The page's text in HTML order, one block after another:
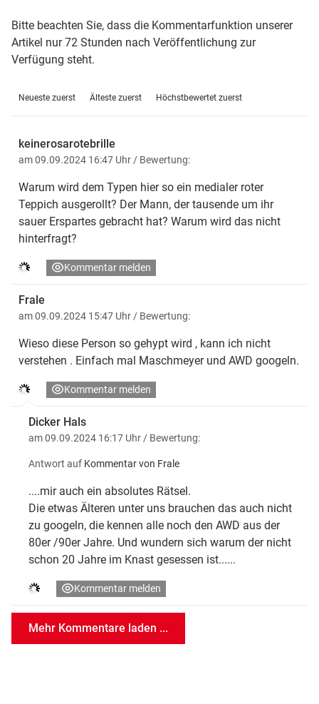
Bitte beachten Sie, dass die Kommentarfunktion unserer
Artikel nur 72 Stunden nach Veröffentlichung zur
Verfügung steht.
Neueste zuerst Älteste zuerst Höchstbewertet zuerst
keinerosarotebrille
am 09.09.2024 16:47 Uhr/ Bewertung:
Warum wird dem Typen hier so ein medialer roter
Teppich ausgerollt? Der Mann, der tausende um ihr
sauer Erspartes gebracht hat? Warum wird das nicht
hinterfragt?
Kommentar melden
Frale
am 09.09.2024 15:47 Uhr/ Bewertung:
Wieso diese Person so gehypt wird , kann ich nicht
verstehen . Einfach mal Maschmeyer und AWD googeln.
Kommentar melden
Dicker Hals
am 09.09.2024 16:17 Uhr/ Bewertung:
Antwort auf Kommentar von Frale
....mir auch ein absolutes Rätsel.
Die etwas Älteren unter uns brauchen das auch nicht
zu googeln, die kennen alle noch den AWD aus der
80er /90er Jahre. Und wundern sich warum der nicht
schon 20 Jahre im Knast gesessen ist......
Kommentar melden
Mehr Kommentare laden ...